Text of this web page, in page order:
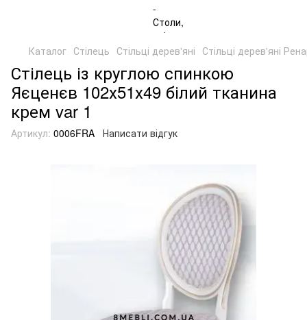
Каталог Стілець Стільці дерев'яні Стільці дерев'яні
Стілець із круглою спинкою
Яєценєв 102х51х49 білий тканина
крем var 1
Артикул: 0006FRA Написати відгук